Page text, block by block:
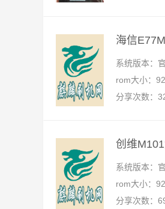
海信
系统版本：
rom大小：
分享次数：
创维
系统版本：
rom大小：
分享次数：